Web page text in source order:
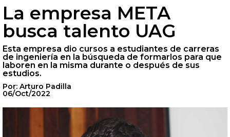
La empresa META
busca talento UAG
Esta empresa dio cursos a estudiantes de carreras
de ingeniería en la búsqueda de formarlos para que
laboren en la misma durante o después de sus
estudios.
Por: Arturo Padilla
06/Oct/2022